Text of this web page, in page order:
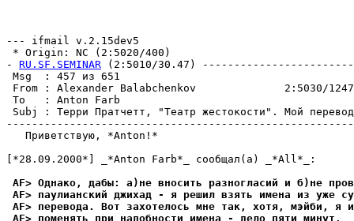
--- ifmail v.2.15dev5
* Origin: NC (2:5020/400)
- RU.SF.SEMINAR (2:5010/30.47)
Msg  : 457
From : Alexander Balabchenkov              2:5030/
To   : Anton Farb
Subj : Терри Пратчетт, "Театр
   Приветствую, *Anton!*
[*28.09.2000*] _*Anton Farb*_ сообщал(а) _*All*_:
AF> Однако, дабы: а)не вносить разногласий и б)не
AF> паулианский джихад - я решил взять имена из уже
AF> перевода. Вот захотелось мне так, хотя, мэйби, я
AF> поменять при надобности имена - дело пяти минут.